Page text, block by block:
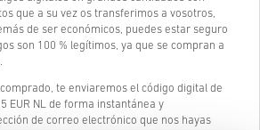
que a su vez os transferimos a vosotros,
de ser económicos, puedes estar seguro
son 100 % legítimos, ya que se compran a
te enviaremos el código digital de
EUR NL de forma instantánea y
de correo electrónico que nos hayas